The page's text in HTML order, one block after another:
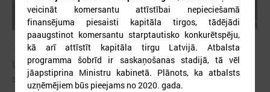
2023. gada 30. janvāris
Uzsāk diskusiju par priekšlikumiem nodokļu
sistēmas pilnveidošanai
veicināt komersantu attīstībai nepieciešamā
finansējuma piesaisti kapitāla tirgos, tādējādi
paaugstinot komersantu starptautisko konkurētspēju,
kā arī attīstīt kapitāla tirgu Latvijā. Atbalsta
programma šobrīd ir saskaņošanas stadijā, tā vēl
jāapstiprina Ministru kabinetā. Plānots, ka atbalsts
uzņēmējiem būs pieejams no 2020. gada.